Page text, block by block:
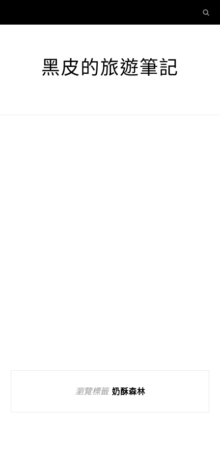
黑皮的旅遊筆記
瀏覽標籤 奶酥森林